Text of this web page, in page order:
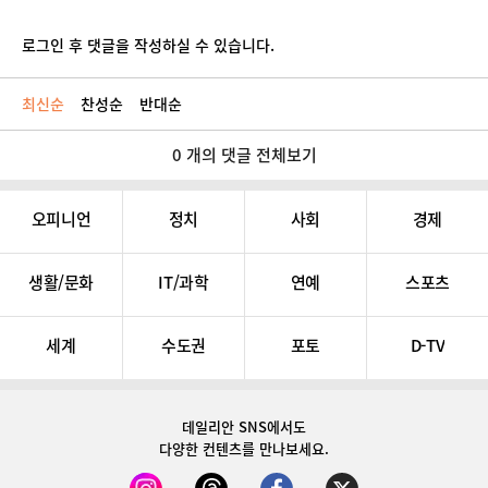
로그인 후 댓글을 작성하실 수 있습니다.
최신순 찬성순 반대순
0 개의 댓글 전체보기
오피니언 정치 사회 경제
생활/문화 IT/과학 연예 스포츠
세계 수도권 포토 D-TV
데일리안 SNS에서도
다양한 컨텐츠를 만나보세요.